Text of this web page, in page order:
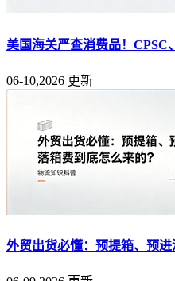
美国海关严查消费品！CPSC
06-10,2026 更新
外贸出货必懂：预提箱、预进